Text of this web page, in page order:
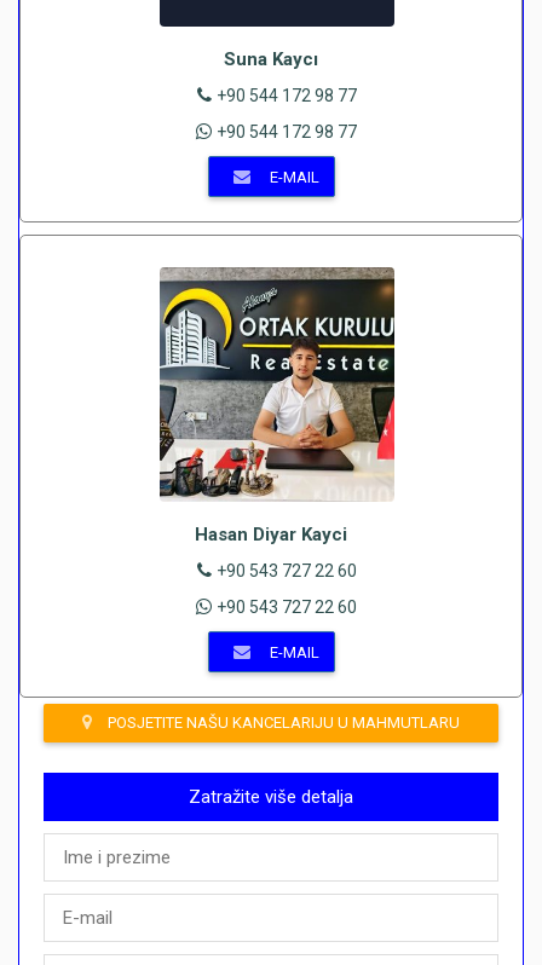
Suna Kaycı
+90 544 172 98 77
+90 544 172 98 77
E-MAIL
Hasan Diyar Kayci
+90 543 727 22 60
+90 543 727 22 60
E-MAIL
POSJETITE NAŠU KANCELARIJU U MAHMUTLARU
Zatražite više detalja